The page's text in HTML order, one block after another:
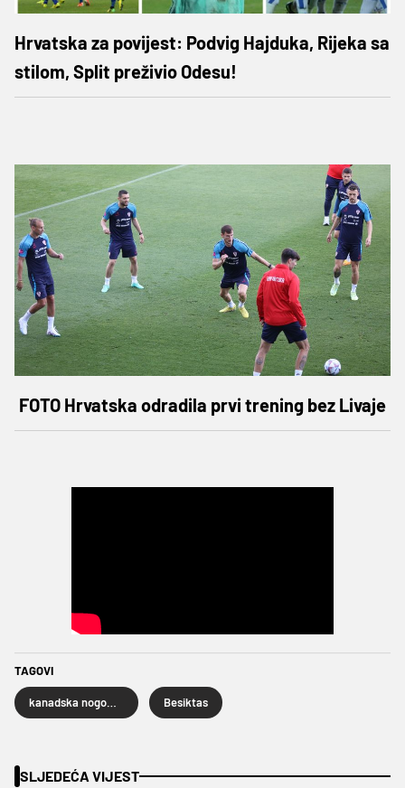
Hrvatska za povijest: Podvig Hajduka, Rijeka sa
stilom, Split preživio Odesu!
FOTO Hrvatska odradila prvi trening bez Livaje
TAGOVI
Besiktas
SLJEDEĆA VIJEST